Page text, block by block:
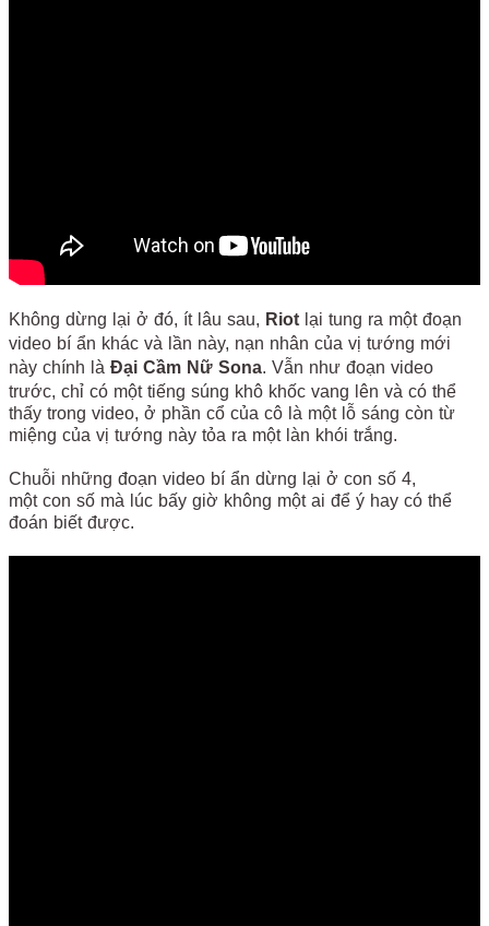
Không dừng lại ở đó, ít lâu sau, Riot lại tung ra một đoạn
video bí ẩn khác và lần này, nạn nhân của vị tướng mới
này chính là Đại Cầm Nữ Sona. Vẫn như đoạn video
trước, chỉ có một tiếng súng khô khốc vang lên và có thể
thấy trong video, ở phần cổ của cô là một lỗ sáng còn từ
miệng của vị tướng này tỏa ra một làn khói trắng.
Chuỗi những đoạn video bí ẩn dừng lại ở con số 4,
một con số mà lúc bấy giờ không một ai để ý hay có thể
đoán biết được.